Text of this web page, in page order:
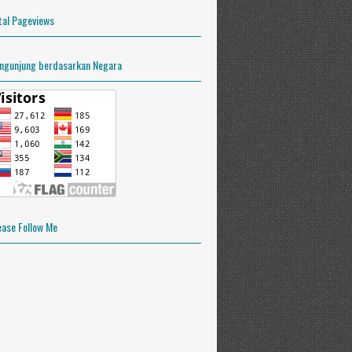
Pageviews
berdasarkan Negara
Follow Me